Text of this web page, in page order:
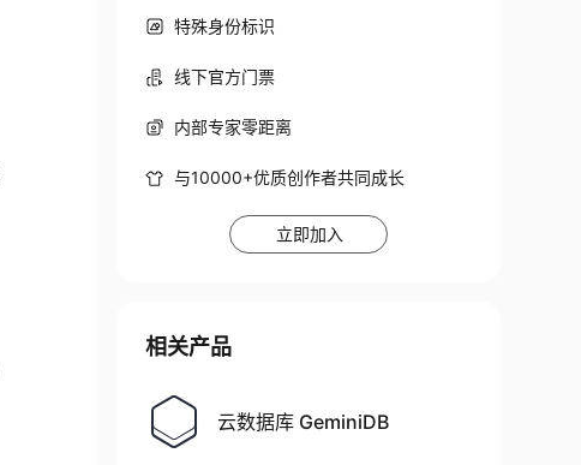
特殊身份标识
线下官方门票
内部专家零距离
与10000+优质创作者共同成长
立即加入
相关产品
云数据库 GeminiDB